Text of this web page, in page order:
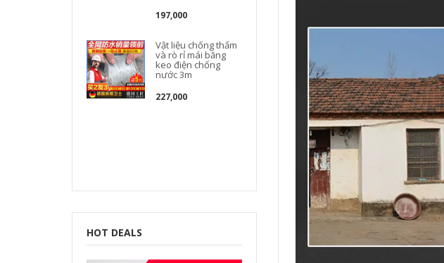
197,000
Vật liệu chống thấm
và rò rỉ mái băng
keo điện chống
nước 3m
227,000
Mái nhà Băng keo
chống thấm dột Rò
rỉ Nhà vua Vết nứt
Chống rò rỉ Vật liệu
tạo tác Vải mái tự
dính Nước thoát
nước Chất liệu butyl
băng keo điện
chống nước
415,000
HOT DEALS